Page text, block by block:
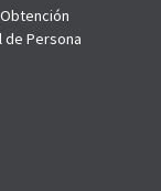
Persona